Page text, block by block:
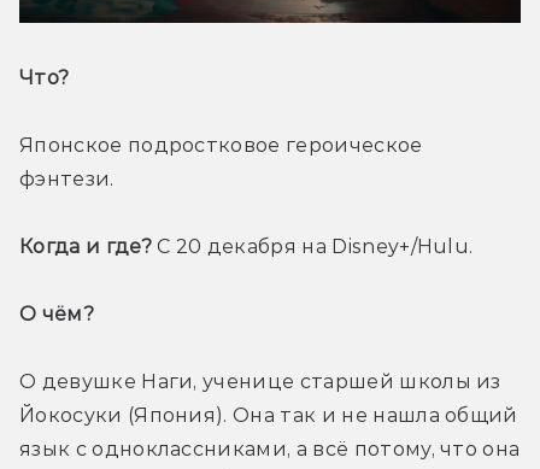
Что?
Японское подростковое героическое
фэнтези.
Когда и где? С 20 декабря на Disney+/Hulu.
О чём?
О девушке Наги, ученице старшей школы из
Йокосуки (Япония). Она так и не нашла общий
язык с одноклассниками, а всё потому, что она